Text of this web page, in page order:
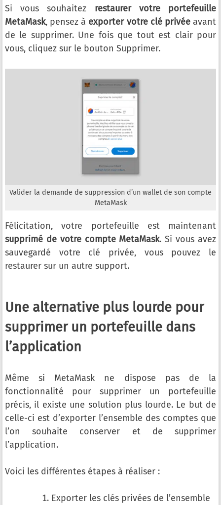
Si vous souhaitez restaurer votre portefeuille
MetaMask, pensez à exporter votre clé privéeavant
de le supprimer. Une fois que tout est clair pour
vous, cliquez sur le bouton Supprimer.
Valider la demande de suppression d’un wallet de son compte
MetaMask
Félicitation, votre portefeuille est maintenant
supprimé de votre compte MetaMask. Si vous avez
sauvegardé votre clé privée, vous pouvez le
restaurer sur un autre support.
Une alternative plus lourde pour
supprimer un portefeuille dans
l’application
Même si MetaMask ne dispose pas de la
fonctionnalité pour supprimer un portefeuille
précis, il existe une solution plus lourde. Le but de
celle-ci est d’exporter l’ensemble des comptes que
l’on souhaite conserver et de supprimer
l’application.
Voici les différentes étapes à réaliser :
Exporter les clés privées de l’ensemble